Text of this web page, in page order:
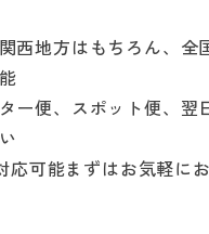
西地方はもちろん、全
ー便、スポット便、翌
可能まずはお気軽に